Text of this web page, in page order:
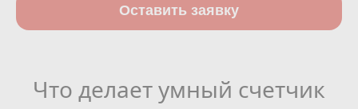
Официальный партнёр mos.ru
Оставить заявку
Что делает умный счетчик